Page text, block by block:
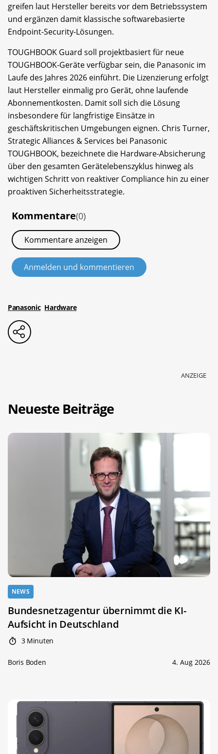
greifen laut Hersteller bereits vor dem Betriebssystem
und ergänzen damit klassische softwarebasierte
Endpoint-Security-Lösungen.
TOUGHBOOK Guard soll projektbasiert für neue
TOUGHBOOK-Geräte verfügbar sein, die Panasonic im
Laufe des Jahres 2026 einführt. Die Lizenzierung erfolgt
laut Hersteller einmalig pro Gerät, ohne laufende
Abonnementkosten. Damit soll sich die Lösung
insbesondere für langfristige Einsätze in
geschäftskritischen Umgebungen eignen. Chris Turner,
Strategic Alliances & Services bei Panasonic
TOUGHBOOK, bezeichnete die Hardware-Absicherung
über den gesamten Gerätelebenszyklus hinweg als
wichtigen Schritt von reaktiver Compliance hin zu einer
proaktiven Sicherheitsstrategie.
Kommentare(0)
Kommentare anzeigen
Anmelden und kommentieren
Panasonic Hardware
ANZEIGE
Neueste Beiträge
NEWS
Bundesnetzagentur übernimmt die KI-
Aufsicht in Deutschland
3 Minuten
Boris Boden 4. Aug 2026